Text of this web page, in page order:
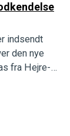
indsendt
den nye
fra Hejre-